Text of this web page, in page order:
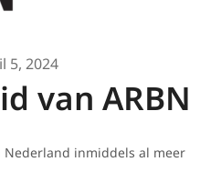
5, 2024
van ARBN
Nederland inmiddels al meer